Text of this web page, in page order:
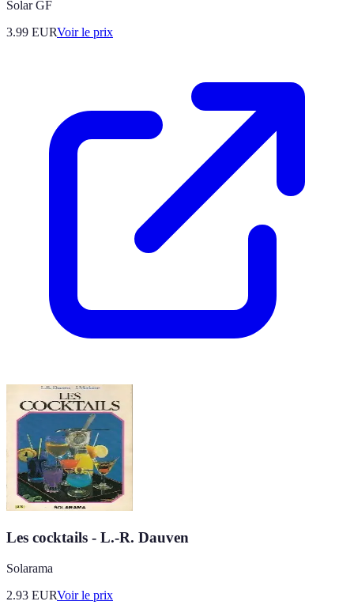
Solar GF
3.99 EURVoir le prix
Les cocktails - L.-R. Dauven
Solarama
2.93 EURVoir le prix